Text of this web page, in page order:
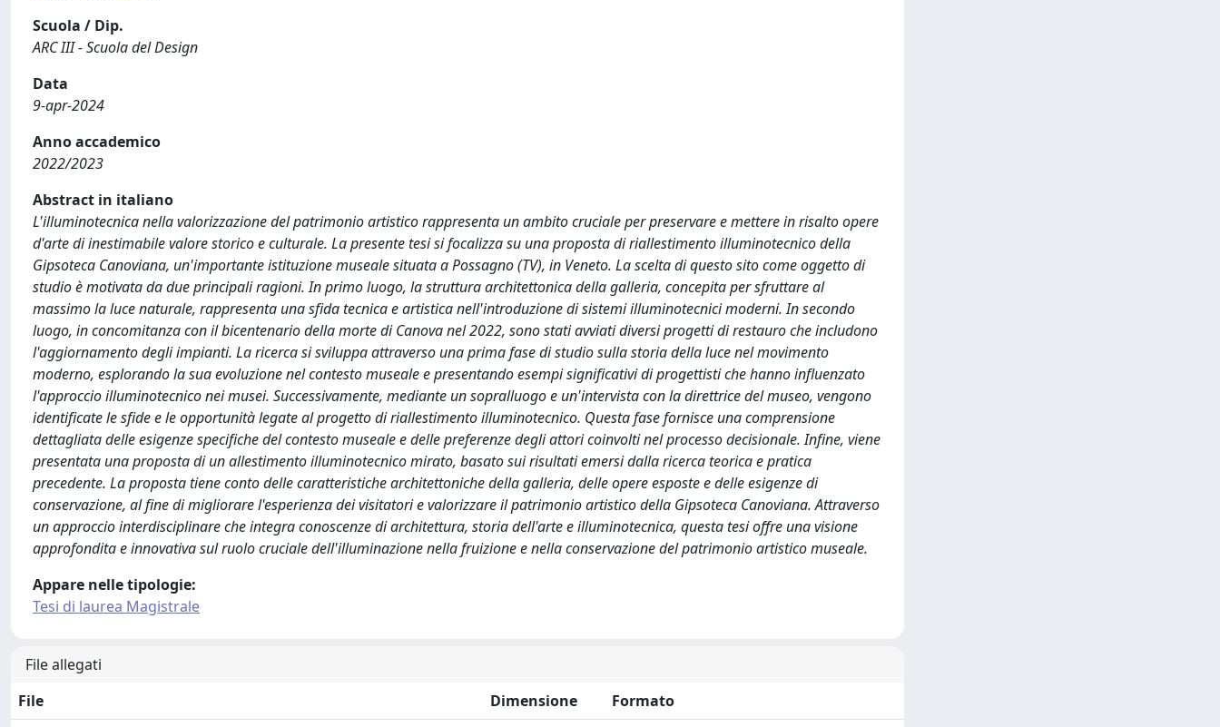
Scuola / Dip.
ARC III - Scuola del Design
Data
9-apr-2024
Anno accademico
2022/2023
Abstract in italiano
L'illuminotecnica nella valorizzazione del patrimonio artistico rappresenta un ambito cruciale per preservare e mettere in risalto opere
d'arte di inestimabile valore storico e culturale. La presente tesi si focalizza su una proposta di riallestimento illuminotecnico della
Gipsoteca Canoviana, un'importante istituzione museale situata a Possagno (TV), in Veneto. La scelta di questo sito come oggetto di
studio è motivata da due principali ragioni. In primo luogo, la struttura architettonica della galleria, concepita per sfruttare al
massimo la luce naturale, rappresenta una sfida tecnica e artistica nell'introduzione di sistemi illuminotecnici moderni. In secondo
luogo, in concomitanza con il bicentenario della morte di Canova nel 2022, sono stati avviati diversi progetti di restauro che includono
l'aggiornamento degli impianti. La ricerca si sviluppa attraverso una prima fase di studio sulla storia della luce nel movimento
moderno, esplorando la sua evoluzione nel contesto museale e presentando esempi significativi di progettisti che hanno influenzato
l'approccio illuminotecnico nei musei. Successivamente, mediante un sopralluogo e un'intervista con la direttrice del museo, vengono
identificate le sfide e le opportunità legate al progetto di riallestimento illuminotecnico. Questa fase fornisce una comprensione
dettagliata delle esigenze specifiche del contesto museale e delle preferenze degli attori coinvolti nel processo decisionale. Infine, viene
presentata una proposta di un allestimento illuminotecnico mirato, basato sui risultati emersi dalla ricerca teorica e pratica
precedente. La proposta tiene conto delle caratteristiche architettoniche della galleria, delle opere esposte e delle esigenze di
conservazione, al fine di migliorare l'esperienza dei visitatori e valorizzare il patrimonio artistico della Gipsoteca Canoviana. Attraverso
un approccio interdisciplinare che integra conoscenze di architettura, storia dell'arte e illuminotecnica, questa tesi offre una visione
approfondita e innovativa sul ruolo cruciale dell'illuminazione nella fruizione e nella conservazione del patrimonio artistico museale.
Appare nelle tipologie:
Tesi di laurea Magistrale
File allegati
File
Dimensione Formato